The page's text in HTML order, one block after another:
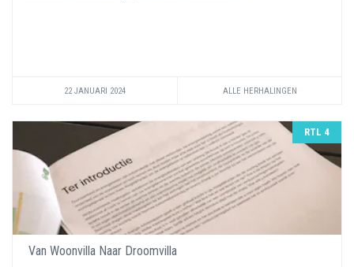
22 JANUARI 2024 ALLE HERHALINGEN
RTL 4
Van Woonvilla Naar Droomvilla